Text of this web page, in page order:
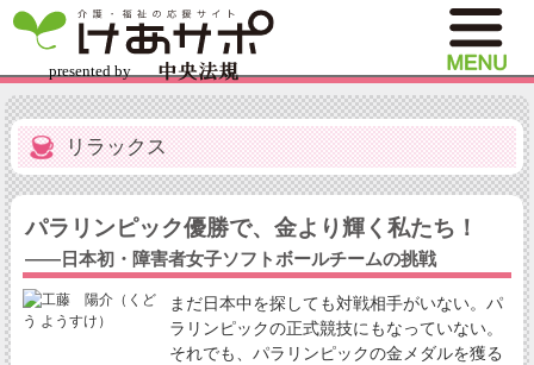
リラックス
パラリンピック優勝で、金より輝く私たち！
――日本初・障害者女子ソフトボールチームの挑戦
まだ日本中を探しても対戦相手がいない。パ
ラリンピックの正式競技にもなっていない。
それでも、パラリンピックの金メダルを獲る